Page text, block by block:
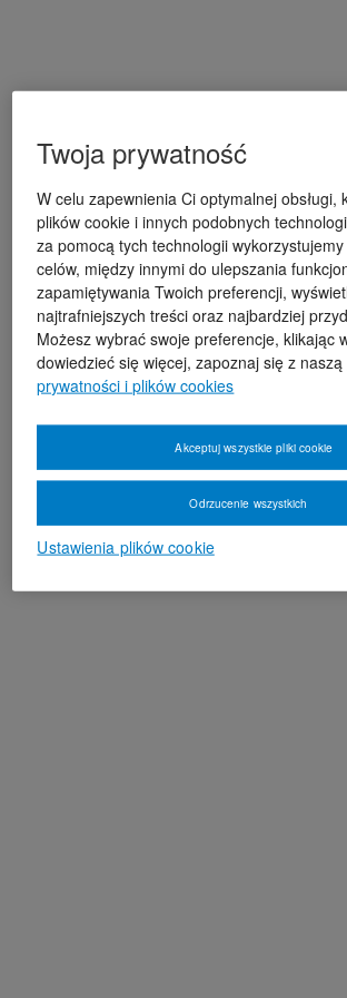
Twoja prywatność
W celu zapewnienia Ci optymalnej obsługi,
plików cookie i innych podobnych
za pomocą tych technologii
celów, między innymi do ulepszania
zapamiętywania Twoich preferencji,
najtrafniejszych treści oraz najbardziej
Możesz wybrać swoje preferencje, klikając
dowiedzieć się więcej, zapoznaj się z naszą
prywatności i plików cookies
Ustawienia plików cookie
Odrzucenie wszystkich
Akceptuj wszystkie pliki cookie